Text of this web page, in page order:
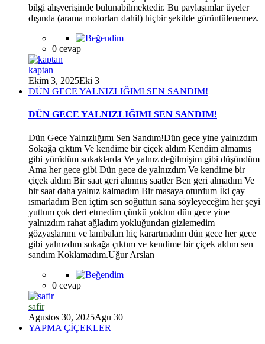
bilgi alışverişinde bulunabilmektedir. Bu paylaşımlar üyeler
dışında (arama motorları dahil) hiçbir şekilde görüntülenemez.
0 cevap
kaptan
Ekim 3, 2025Eki 3
DÜN GECE YALNIZLIĞIMI SEN SANDIM!
DÜN GECE YALNIZLIĞIMI SEN SANDIM!
Dün Gece Yalnızlığımı Sen Sandım!Dün gece yine yalnızdım
Sokağa çıktım Ve kendime bir çiçek aldım Kendim almamış
gibi yürüdüm sokaklarda Ve yalnız değilmişim gibi düşündüm
Ama her gece gibi Dün gece de yalnızdım Ve kendime bir
çiçek aldım Bir saat geri alınmış saatler Ben geri almadım Ve
bir saat daha yalnız kalmadım Bir masaya oturdum İki çay
ısmarladım Ben içtim sen soğuttun sana söyleyeceğim her şeyi
yuttum çok dert etmedim çünkü yoktun dün gece yine
yalnızdım rahat ağladım yokluğundan gizlemedim
gözyaşlarımı ve lambaları hiç karartmadım dün gece her gece
gibi yalnızdım sokağa çıktım ve kendime bir çiçek aldım sen
sandım Koklamadım.Uğur Arslan
0 cevap
safir
Agustos 30, 2025Agu 30
YAPMA ÇİÇEKLER